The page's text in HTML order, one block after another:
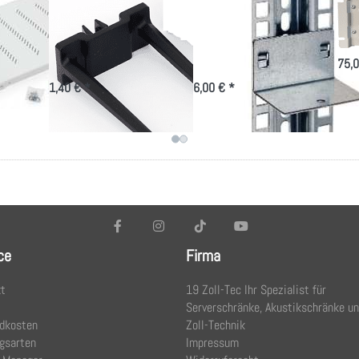
Kabelbügel
60x30mm für
9mm² Ausbruch
1,40 € *
Halterung 3.
Ebene als
Fachbodenstütze
6,00 € *
Firma
19 Zoll-Tec Ihr Spezialist für
Serverschränke, Akustikschränke
Zoll-Technik
Impressum